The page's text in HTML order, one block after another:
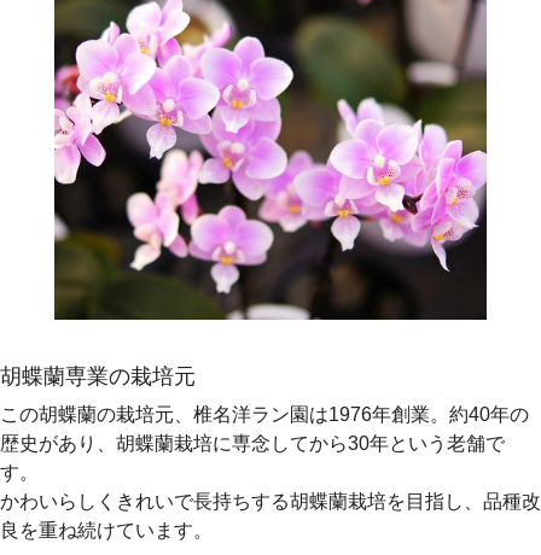
胡蝶蘭専業の栽培元
この胡蝶蘭の栽培元、椎名洋ラン園は1976年創業。約40年の
歴史があり、胡蝶蘭栽培に専念してから30年という老舗で
す。
かわいらしくきれいで長持ちする胡蝶蘭栽培を目指し、品種改
良を重ね続けています。